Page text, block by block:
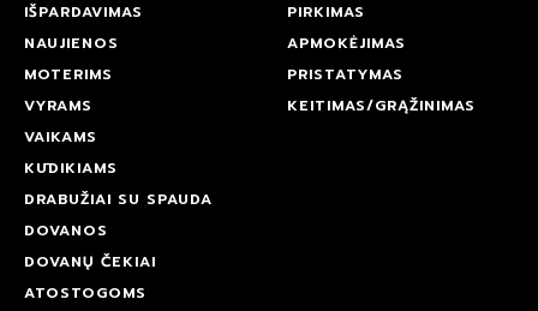
IŠPARDAVIMAS
NAUJIENOS
MOTERIMS
VYRAMS
VAIKAMS
KŪDIKIAMS
DRABUŽIAI SU SPAUDA
DOVANOS
DOVANŲ ČEKIAI
ATOSTOGOMS
PIRKIMAS
APMOKĖJIMAS
PRISTATYMAS
KEITIMAS/GRĄŽINIMAS